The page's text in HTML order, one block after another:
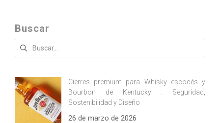
Buscar
Buscar:
Cierres premium para Whisky escocés y
Bourbon de Kentucky : Seguridad,
Sostenibilidad y Diseño
26 de marzo de 2026